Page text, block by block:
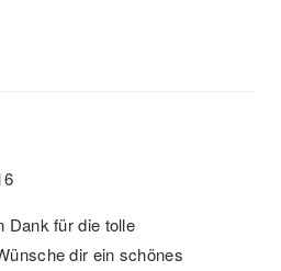
Dank für die tolle
dir ein schönes